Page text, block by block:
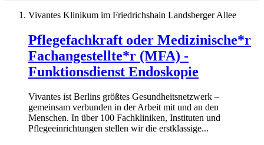
Vivantes Klinikum im Friedrichshain Landsberger Allee
Pflegefachkraft oder Medizinische*r
Fachangestellte*r (MFA) -
Funktionsdienst Endoskopie
Vivantes ist Berlins größtes Gesundheitsnetzwerk –
gemeinsam verbunden in der Arbeit mit und an den
Menschen. In über 100 Fachkliniken, Instituten und
Pflegeeinrichtungen stellen wir die erstklassige...